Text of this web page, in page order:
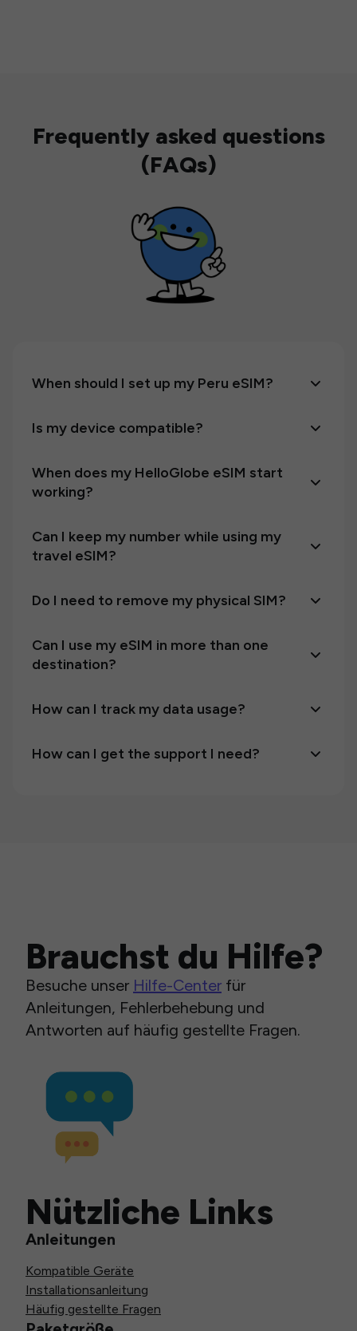
Frequently asked questions
(FAQs)
When should I set up my Peru eSIM?
Is my device compatible?
When does my HelloGlobe eSIM start
working?
Can I keep my number while using my
travel eSIM?
Do I need to remove my physical SIM?
Can I use my eSIM in more than one
destination?
How can I track my data usage?
How can I get the support I need?
Brauchst du Hilfe?
Besuche unser Hilfe-Center für
Anleitungen, Fehlerbehebung und
Antworten auf häufig gestellte Fragen.
Nützliche Links
Anleitungen
Kompatible Geräte
Installationsanleitung
Häufig gestellte Fragen